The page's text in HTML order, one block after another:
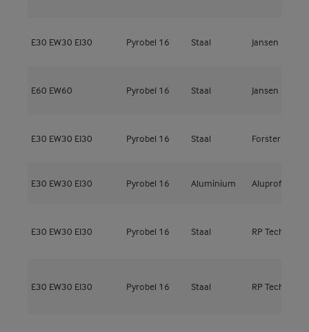
E30 EW30 EI30 Pyrobel 16 Staal Jansen
E60 EW60 Pyrobel 16 Staal Jansen
E30 EW30 EI30 Pyrobel 16 Staal Forster
E30 EW30 EI30 Pyrobel 16 Aluminium Aluprof
E30 EW30 EI30 Pyrobel 16 Staal RP Technik
E30 EW30 EI30 Pyrobel 16 Staal RP Technik